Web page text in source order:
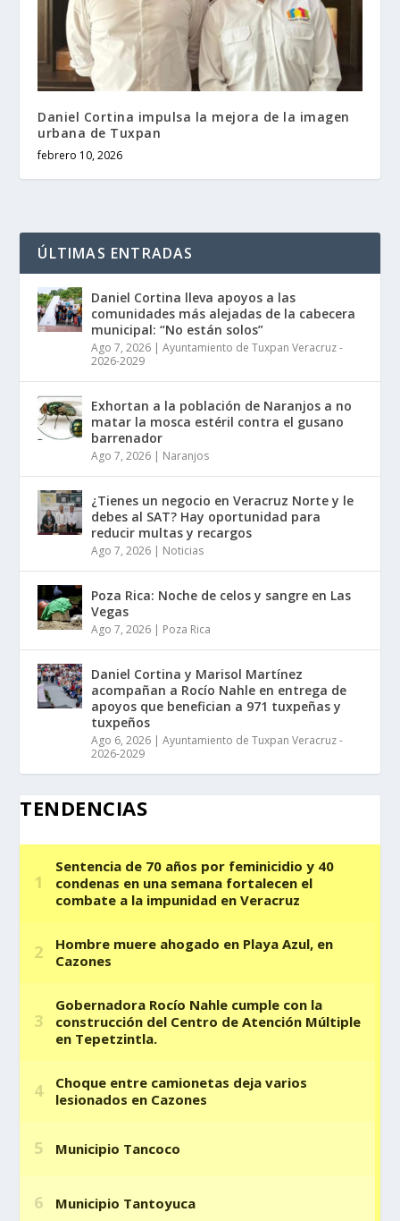
Daniel Cortina impulsa la mejora de la imagen
urbana de Tuxpan
febrero 10, 2026
ÚLTIMAS ENTRADAS
Daniel Cortina lleva apoyos a las
comunidades más alejadas de la cabecera
municipal: “No están solos”
Ago 7, 2026 |Ayuntamiento de Tuxpan Veracruz -
2026-2029
Exhortan a la población de Naranjos a no
matar la mosca estéril contra el gusano
barrenador
Ago 7, 2026 | Naranjos
¿Tienes un negocio en Veracruz Norte y le
debes al SAT? Hay oportunidad para
reducir multas y recargos
Ago 7, 2026 | Noticias
Poza Rica: Noche de celos y sangre en Las
Vegas
Ago 7, 2026 | Poza Rica
Daniel Cortina y Marisol Martínez
acompañan a Rocío Nahle en entrega de
apoyos que benefician a 971 tuxpeñas y
tuxpeños
Ago 6, 2026 |Ayuntamiento de Tuxpan Veracruz -
2026-2029
TENDENCIAS